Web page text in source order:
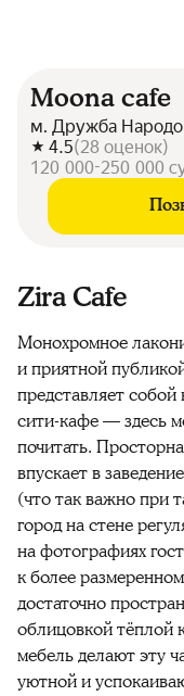
Moona cafe
м. Дружба
4.5(28 оценок)
120 000-250 000
Zira Cafe
Монохромное
и приятной
представляет
сити-кафе — здесь
почитать.
впускает в
(что так важно при
город на стене
на фотографиях
к более
достаточно
облицовкой тёплой
мебель делают эту
уютной и